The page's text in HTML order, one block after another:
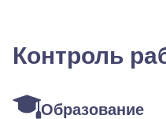
Контроль
Образование